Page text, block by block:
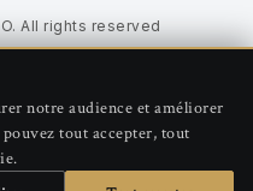
notre audience et améliorer
tout accepter, tout
All rights reserved